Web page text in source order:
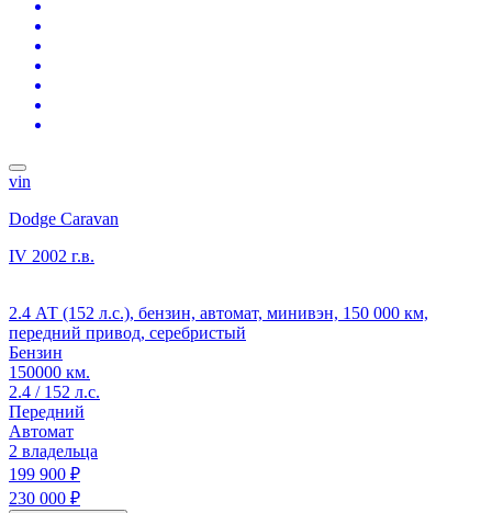
vin
Dodge Caravan
IV 2002 г.в.
2.4 АТ (152 л.с.), бензин, автомат, минивэн, 150 000 км,
передний привод, серебристый
Бензин
150000 км.
2.4 / 152 л.с.
Передний
Автомат
2 владельца
199 900 ₽
230 000 ₽